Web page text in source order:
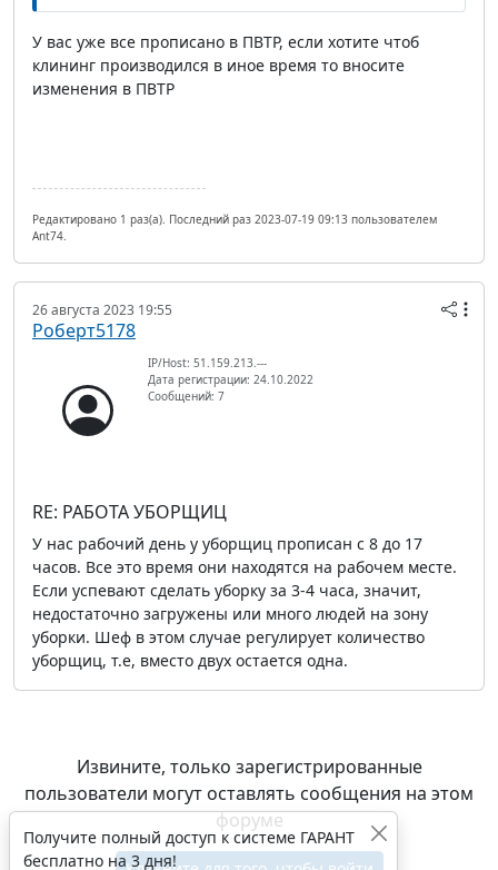
У вас уже все прописано в ПВТР, если хотите чтоб
клининг производился в иное время то вносите
изменения в ПВТР
Редактировано 1 раз(а). Последний раз 2023-07-19 09:13 пользователем
Ant74.
26 августа 2023 19:55
Роберт5178
IP/Host: 51.159.213.---
Дата регистрации: 24.10.2022
Сообщений: 7
RE: РАБОТА УБОРЩИЦ
У нас рабочий день у уборщиц прописан с 8 до 17
часов. Все это время они находятся на рабочем месте.
Если успевают сделать уборку за 3-4 часа, значит,
недостаточно загружены или много людей на зону
уборки. Шеф в этом случае регулирует количество
уборщиц, т.е, вместо двух остается одна.
Извините, только зарегистрированные
пользователи могут оставлять сообщения на этом
форуме
Получите полный доступ к системе ГАРАНТ
бесплатно на 3 дня!